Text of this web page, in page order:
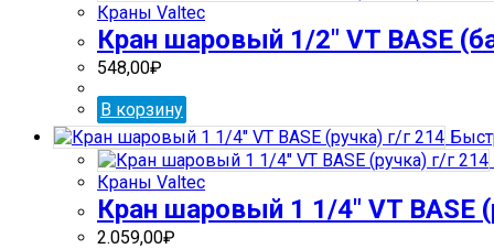
Краны Valtec
Кран шаровый 1/2″ VT BASE
548,00₽
В корзину
Краны Valtec
Кран шаровый 1 1/4″ VT BASE
2.059,00₽